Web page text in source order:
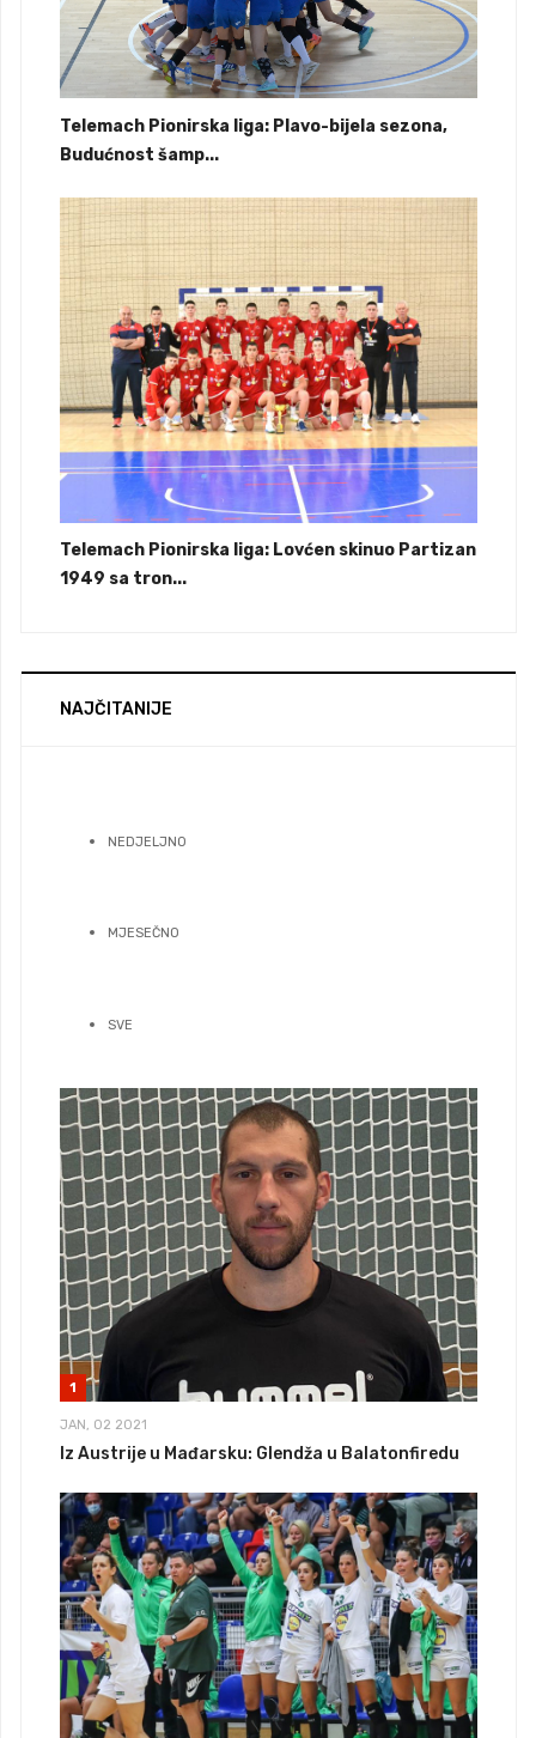
Telemach Pionirska liga: Plavo-bijela sezona,
Budućnost šamp...
Telemach Pionirska liga: Lovćen skinuo Partizan
1949 sa tron...
NAJČITANIJE
NEDJELJNO
MJESEČNO
SVE
1
JAN, 02 2021
Iz Austrije u Mađarsku: Glendža u Balatonfiredu